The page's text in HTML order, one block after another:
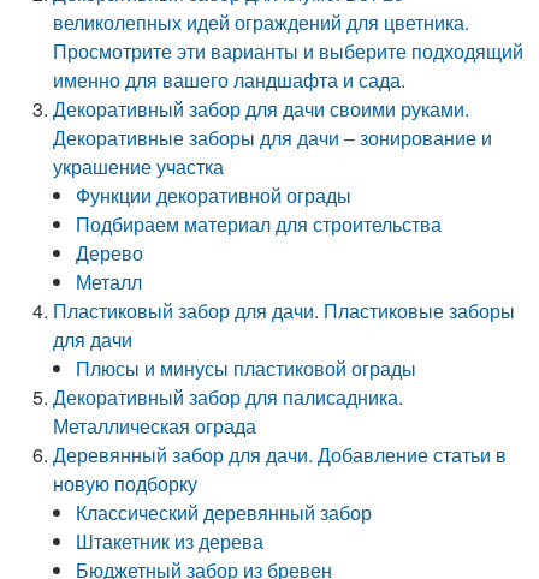
великолепных идей ограждений для цветника.
Просмотрите эти варианты и выберите подходящий
именно для вашего ландшафта и сада.
Декоративный забор для дачи своими руками.
Декоративные заборы для дачи – зонирование и
украшение участка
Функции декоративной ограды
Подбираем материал для строительства
Дерево
Металл
Пластиковый забор для дачи. Пластиковые заборы
для дачи
Плюсы и минусы пластиковой ограды
Декоративный забор для палисадника.
Металлическая ограда
Деревянный забор для дачи. Добавление статьи в
новую подборку
Классический деревянный забор
Штакетник из дерева
Бюджетный забор из бревен